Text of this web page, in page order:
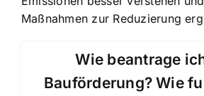
Maßnahmen zur Reduzierung
Wie beantrage
Bauförderung? Wie